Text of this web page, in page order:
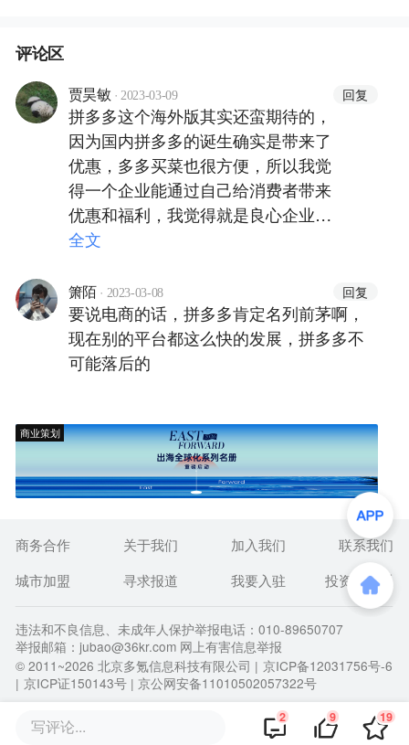
评论区
贾昊敏 · 2023-03-09 回复
拼多多这个海外版其实还蛮期待的，
因为国内拼多多的诞生确实是带来了
优惠，多多买菜也很方便，所以我觉
得一个企业能通过自己给消费者带来
优惠和福利，我觉得就是良心企业
了。也希望能有更多的外国民众可以
是要挣他们的钱😂😂😂
全文
箫陌 · 2023-03-08 回复
要说电商的话，拼多多肯定名列前茅啊，
现在别的平台都这么快的发展，拼多多不
可能落后的
商业策划
写评论... 2 9 19
商务合作 关于我们 加入我们
联系我们
城市加盟
寻求报道 我要入驻 投资者关系
违法和不良信息、未成年人保护举报电话：010-89650707
举报邮箱：jubao@36kr.com 网上有害信息举报
© 2011~2026 北京多氪信息科技有限公司 | 京ICP备12031756号-6
| 京ICP证150143号 | 京公网安备11010502057322号